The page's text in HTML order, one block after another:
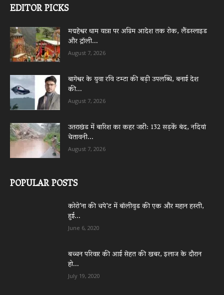
EDITOR PICKS
मद्महेश्वर धाम यात्रा पर अग्रिम आदेश तक रोक, लैंडस्लाइड
और ट्रॉली...
August 7, 2026
बागेश्वर के युवा रवि टम्टा की बड़ी उपलब्धि, बनाई देश
की...
August 7, 2026
उत्तराखंड में बारिश का कहर जारी: 132 सड़कें बंद, नदियां
चेतावनी...
August 7, 2026
POPULAR POSTS
कोरो’ना की चपे’ट में बॉलीवुड की एक और महान हस्ती,
हुई...
June 6, 2020
बच्चन परिवार की आई सेहत की खबर, इलाज के दौरान
हो...
July 19, 2020